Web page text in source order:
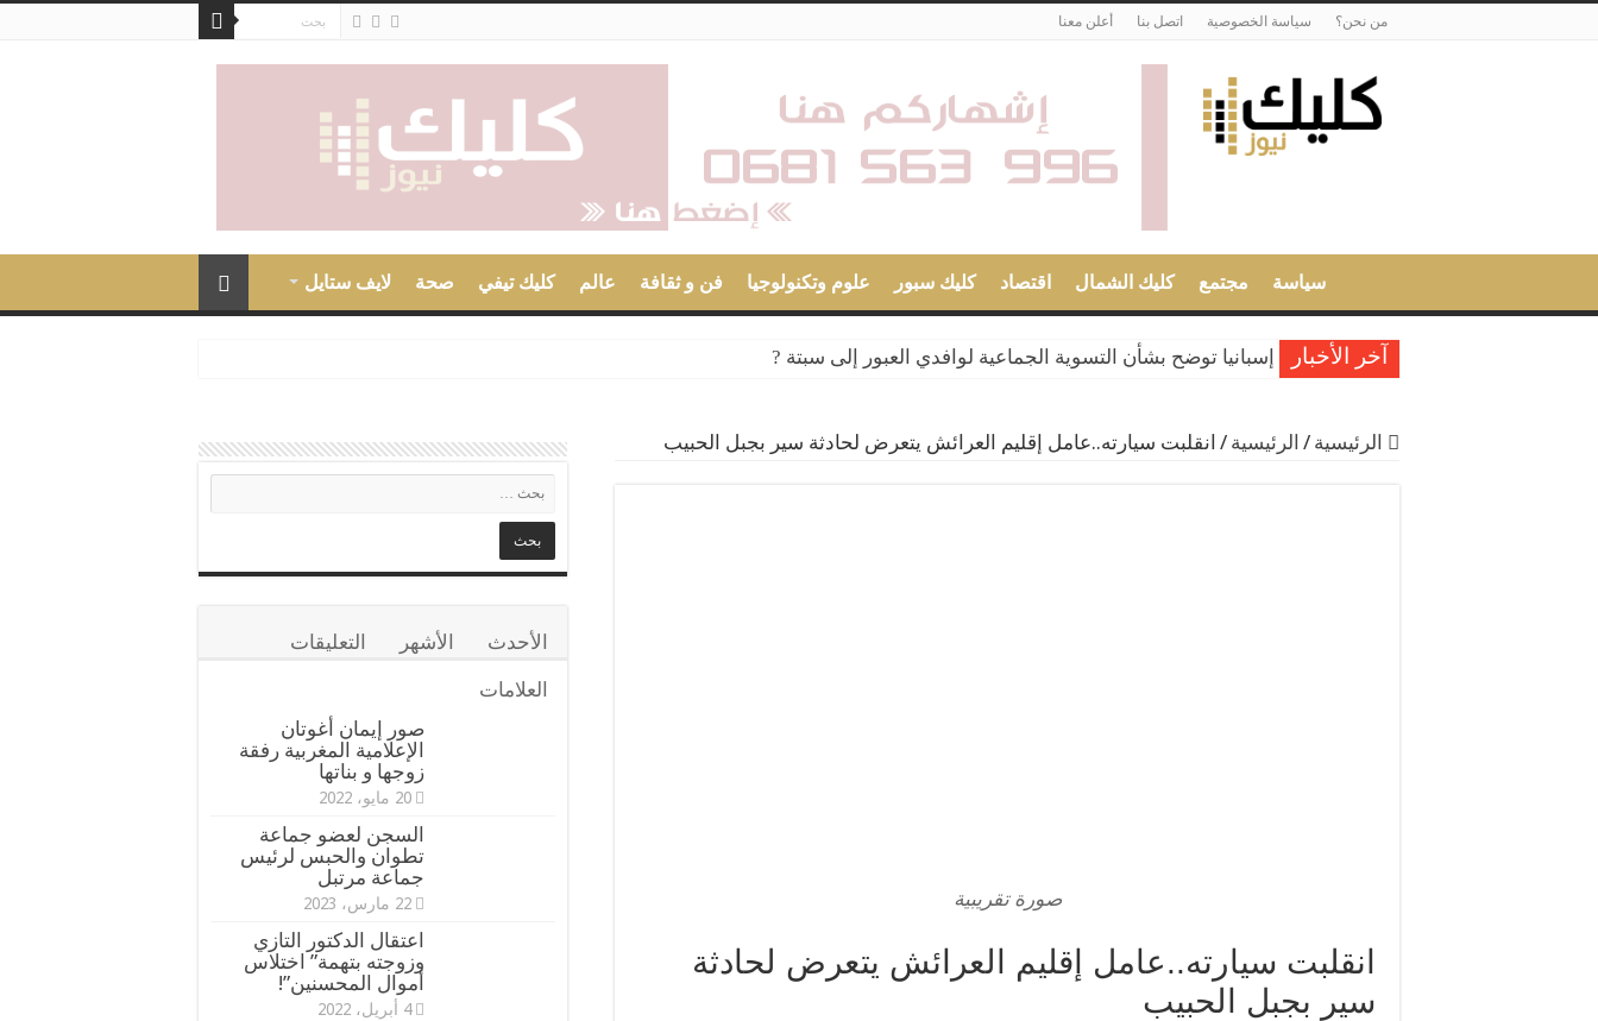
من نحن؟ سياسة الخصوصية اتصل بنا أعلن معنا
سياسة مجتمع كليك الشمال اقتصاد كليك سبور علوم وتكنولوجيا فن و ثقافة عالم كليك تيفي صحة لايف ستايل
آخر الأخبار
إسبانيا توضح بشأن التسوية الجماعية لوافدي العبور إلى سبتة ?
عاهل إسبانيا يبعث برقية تهنئة لجلالة الملك محمد السادس
الرئيسية / الرئيسية / انقلبت سيارته..عامل إقليم العرائش يتعرض لحادثة سير بجبل الحبيب
صورة تقريبية
انقلبت سيارته..عامل إقليم العرائش يتعرض لحادثة
سير بجبل الحبيب
الأحدث الأشهر
التعليقات
العلامات
صور إيمان أغوتان
الإعلامية المغربية رفقة
زوجها و بناتها
20 مايو، 2022
السجن لعضو جماعة
تطوان والحبس لرئيس
جماعة مرتبل
22 مارس، 2023
اعتقال الدكتور التازي
وزوجته بتهمة” اختلاس
أموال المحسنين”!
4 أبريل، 2022